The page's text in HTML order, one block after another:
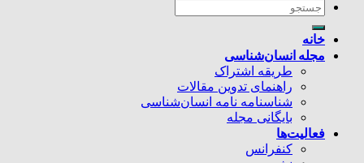
خانه
مجله انسان‌شناسی
طریقه اشتراک
راهنمای تدوین مقالات
شناسنامه نامه انسان‌شناسی
بایگانی مجله
فعالیت‌ها
کنفرانس